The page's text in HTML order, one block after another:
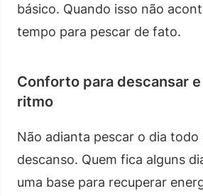
básico. Quando isso não
tempo para pescar de fato.
Conforto para descansar
ritmo
Não adianta pescar o dia todo
descanso. Quem fica alguns
uma base para recuperar